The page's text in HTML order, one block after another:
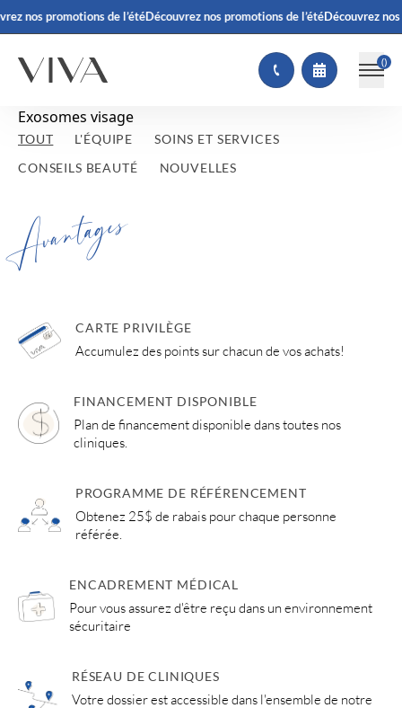
nos promotions de l’étéDécouvrez nos promotions de l’étéDécouvrez
()
Exosomes visage
TOUT L'ÉQUIPE
SOINS ET SERVICES
CONSEILS BEAUTÉ
NOUVELLES
CARTE PRIVILÈGE
Accumulez des points sur chacun de vos achats!
FINANCEMENT DISPONIBLE
Plan de financement disponible dans toutes nos
cliniques.
PROGRAMME DE RÉFÉRENCEMENT
Obtenez 25$ de rabais pour chaque personne
référée.
ENCADREMENT MÉDICAL
Pour vous assurez d'être reçu dans un environnement
sécuritaire
RÉSEAU DE CLINIQUES
Votre dossier est accessible dans l'ensemble de notre